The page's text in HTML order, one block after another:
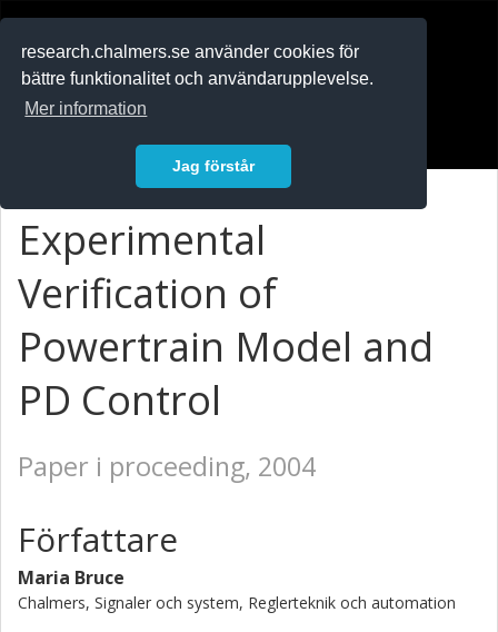
research.chalmers.se använder cookies för
bättre funktionalitet och användarupplevelse.
Mer information
Jag förstår
Experimental
Verification of
Powertrain Model and
PD Control
Paper i proceeding, 2004
Författare
Maria Bruce
Chalmers, Signaler och system, Reglerteknik och automation